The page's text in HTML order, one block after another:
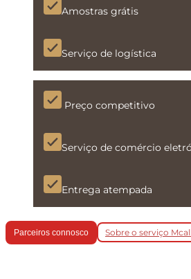
Amostras grátis
Serviço de logística
Preço competitivo
Serviço de comércio
Entrega atempada
Parceiros connosco Sobre o serviço